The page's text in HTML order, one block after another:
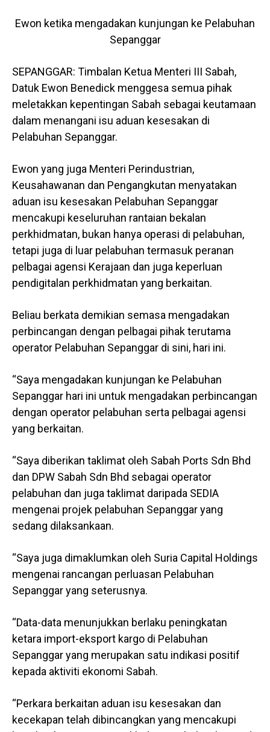
Ewon ketika mengadakan kunjungan ke Pelabuhan
Sepanggar
SEPANGGAR: Timbalan Ketua Menteri III Sabah,
Datuk Ewon Benedick menggesa semua pihak
meletakkan kepentingan Sabah sebagai keutamaan
dalam menangani isu aduan kesesakan di
Pelabuhan Sepanggar.
Ewon yang juga Menteri Perindustrian,
Keusahawanan dan Pengangkutan menyatakan
aduan isu kesesakan Pelabuhan Sepanggar
mencakupi keseluruhan rantaian bekalan
perkhidmatan, bukan hanya operasi di pelabuhan,
tetapi juga di luar pelabuhan termasuk peranan
pelbagai agensi Kerajaan dan juga keperluan
pendigitalan perkhidmatan yang berkaitan.
Beliau berkata demikian semasa mengadakan
perbincangan dengan pelbagai pihak terutama
operator Pelabuhan Sepanggar di sini, hari ini.
“Saya mengadakan kunjungan ke Pelabuhan
Sepanggar hari ini untuk mengadakan perbincangan
dengan operator pelabuhan serta pelbagai agensi
yang berkaitan.
“Saya diberikan taklimat oleh Sabah Ports Sdn Bhd
dan DPW Sabah Sdn Bhd sebagai operator
pelabuhan dan juga taklimat daripada SEDIA
mengenai projek pelabuhan Sepanggar yang
sedang dilaksankaan.
“Saya juga dimaklumkan oleh Suria Capital Holdings
mengenai rancangan perluasan Pelabuhan
Sepanggar yang seterusnya.
“Data-data menunjukkan berlaku peningkatan
ketara import-eksport kargo di Pelabuhan
Sepanggar yang merupakan satu indikasi positif
kepada aktiviti ekonomi Sabah.
“Perkara berkaitan aduan isu kesesakan dan
kecekapan telah dibincangkan yang mencakupi